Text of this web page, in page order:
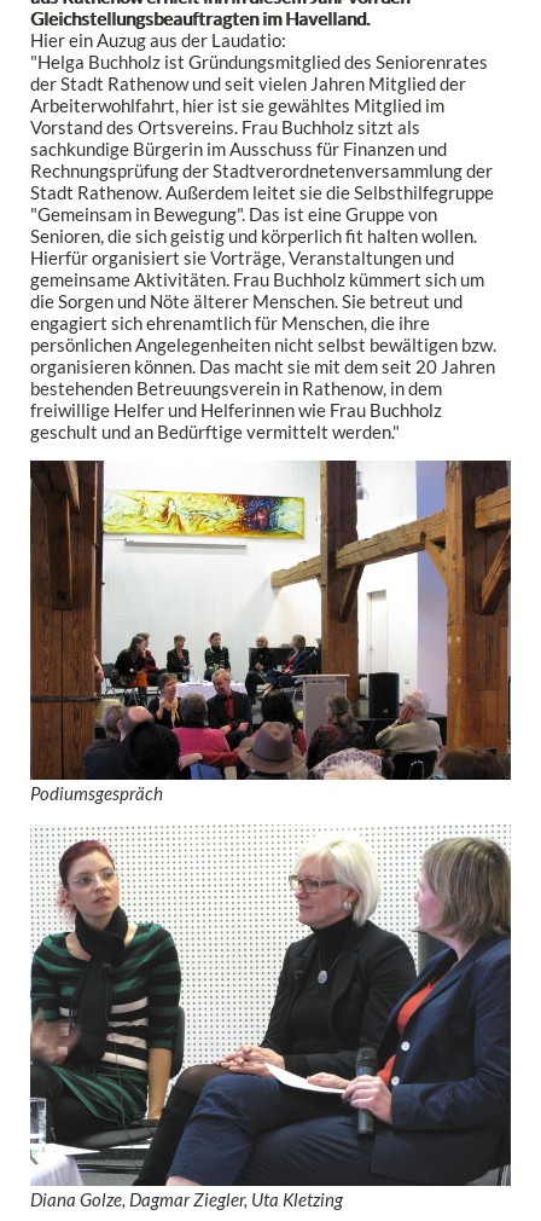
Gleichstellungsbeauftragten im Havelland.
Hier ein Auzug aus der Laudatio:
"Helga Buchholz ist Gründungsmitglied des Seniorenrates
der Stadt Rathenow und seit vielen Jahren Mitglied der
Arbeiterwohlfahrt, hier ist sie gewähltes Mitglied im
Vorstand des Ortsvereins. Frau Buchholz sitzt als
sachkundige Bürgerin im Ausschuss für Finanzen und
Rechnungsprüfung der Stadtverordnetenversammlung der
Stadt Rathenow. Außerdem leitet sie die Selbsthilfegruppe
"Gemeinsam in Bewegung". Das ist eine Gruppe von
Senioren, die sich geistig und körperlich fit halten wollen.
Hierfür organisiert sie Vorträge, Veranstaltungen und
gemeinsame Aktivitäten. Frau Buchholz kümmert sich um
die Sorgen und Nöte älterer Menschen. Sie betreut und
engagiert sich ehrenamtlich für Menschen, die ihre
persönlichen Angelegenheiten nicht selbst bewältigen bzw.
organisieren können. Das macht sie mit dem seit 20 Jahren
bestehenden Betreuungsverein in Rathenow, in dem
freiwillige Helfer und Helferinnen wie Frau Buchholz
geschult und an Bedürftige vermittelt werden."
Podiumsgespräch
Diana Golze, Dagmar Ziegler, Uta Kletzing